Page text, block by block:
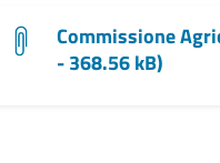
Commissione
- 368.56 kB)